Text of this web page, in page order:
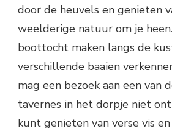
door de heuvels en genieten
weelderige natuur om je
boottocht maken langs de
verschillende baaien
mag een bezoek aan een van
tavernes in het dorpje niet
kunt genieten van verse vis